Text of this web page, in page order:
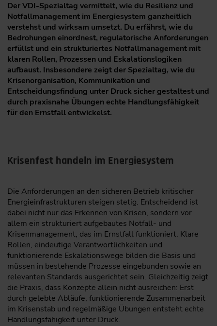
Der VDI-Spezialtag vermittelt, wie du Resilienz und
Notfallmanagement im Energiesystem ganzheitlich
verstehst und wirksam umsetzt. Du erfährst, wie du
Bedrohungen einordnest, regulatorische Anforderungen
erfüllst und ein strukturiertes Notfallmanagement mit
klaren Rollen, Prozessen und Eskalationslogiken
aufbaust. Insbesondere zeigt der Spezialtag, wie du
Krisenorganisation, Kommunikation und
Entscheidungsfindung unter Druck sicher gestaltest und
durch praxisnahe Übungen echte Handlungsfähigkeit
für den Ernstfall entwickelst.
Krisenfest handeln im Energiesystem
Die Anforderungen an den sicheren Betrieb kritischer
Energieinfrastrukturen steigen stetig. Entscheidend ist
dabei nicht nur das Erkennen von Krisen, sondern vor
allem ein strukturiert aufgebautes Notfall- und
Krisenmanagement, das im Ernstfall funktioniert. Klare
Rollen, eindeutige Verantwortlichkeiten und
funktionierende Eskalationswege bilden die Basis und
müssen in bestehende Prozesse eingebunden sowie an
relevanten Standards ausgerichtet sein. Gleichzeitig zeigt
die Praxis, dass Konzepte allein nicht ausreichen: Erst
durch gelebte Abläufe, funktionierende Zusammenarbeit
im Krisenstab und regelmäßige Übungen entsteht echte
Handlungsfähigkeit unter Druck.